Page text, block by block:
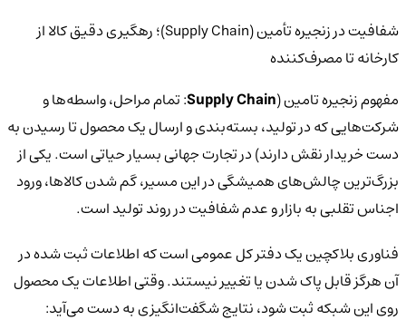
شفافیت در زنجیره تأمین (Supply Chain)؛ رهگیری دقیق کالا از
کارخانه تا مصرف‌کننده
مفهوم زنجیره تامین (Supply Chain: تمام مراحل، واسطه‌ها و
شرکت‌هایی که در تولید، بسته‌بندی و ارسال یک محصول تا رسیدن به
دست خریدار نقش دارند) در تجارت جهانی بسیار حیاتی است. یکی از
بزرگ‌ترین چالش‌های همیشگی در این مسیر، گم شدن کالاها، ورود
اجناس تقلبی به بازار و عدم شفافیت در روند تولید است.
فناوری بلاکچین یک دفتر کل عمومی است که اطلاعات ثبت شده در
آن هرگز قابل پاک شدن یا تغییر نیستند. وقتی اطلاعات یک محصول
روی این شبکه ثبت شود، نتایج شگفت‌انگیزی به دست می‌آید: